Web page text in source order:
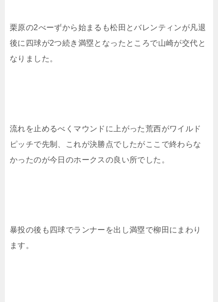
栗原の2べーずから始まるも松田とバレンティンが凡退
後に四球が2つ続き満塁となったところで山崎が交代と
なりました。
流れを止めるべくマウンドに上がった荒西がワイルド
ピッチで先制、これが決勝点でしたがここで終わらな
かったのが今日のホークスの良い所でした。
暴投の後も四球でランナーを出し満塁で柳田にまわり
ます。